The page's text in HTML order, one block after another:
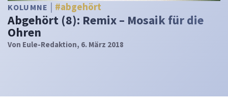
KOLUMNE #abgehört
Abgehört (8): Remix – Mosaik für die
Ohren
Von Eule-Redaktion, 6. März 2018